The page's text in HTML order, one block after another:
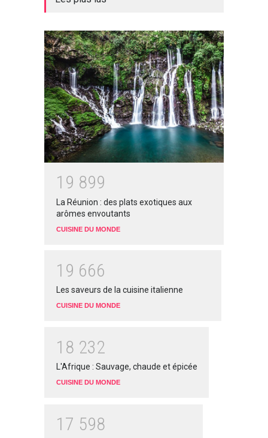
1 9 899
La Réunion : des plats exotiques aux
arômes envoutants
CUISINE DU MONDE
1 9 666
Les saveurs de la cuisine italienne
CUISINE DU MONDE
1 8 232
L'Afrique : Sauvage, chaude et épicée
CUISINE DU MONDE
1 7 598